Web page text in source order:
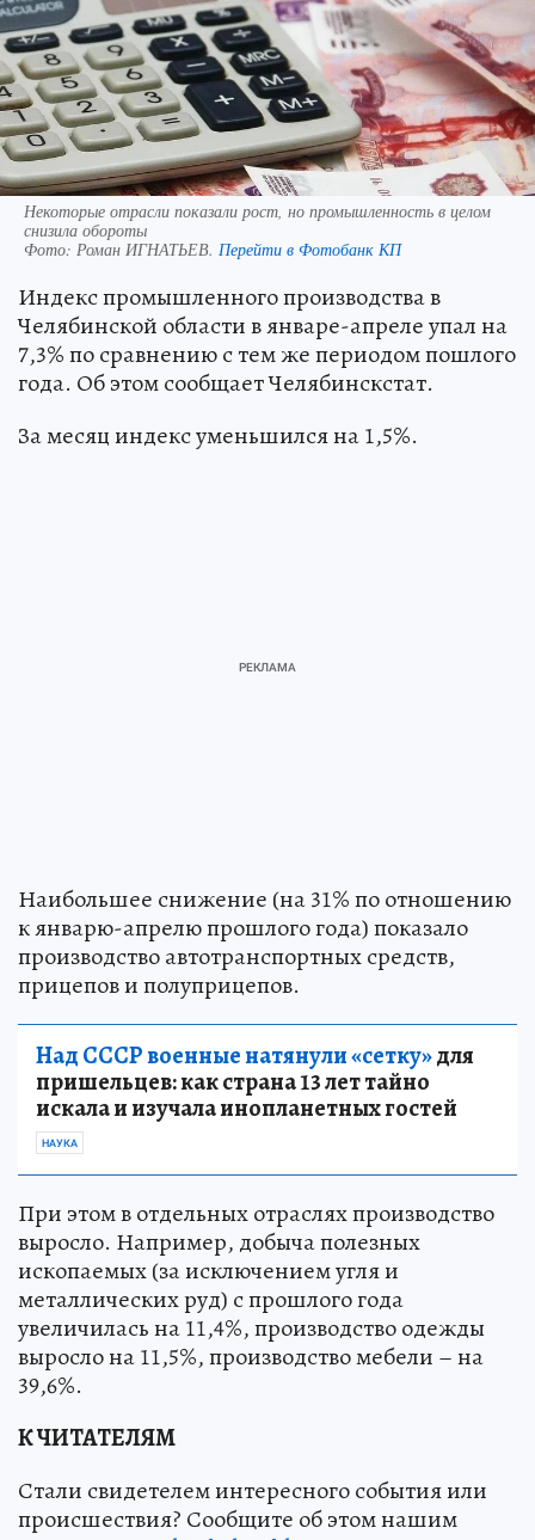
Некоторые отрасли показали рост, но промышленность в целом
снизила обороты
Фото: Роман ИГНАТЬЕВ. Перейти в Фотобанк КП
Индекс промышленного производства в
Челябинской области в январе-апреле упал на
7,3% по сравнению с тем же периодом пошлого
года. Об этом сообщает Челябинскстат.
За месяц индекс уменьшился на 1,5%.
Наибольшее снижение (на 31% по отношению
к январю-апрелю прошлого года) показало
производство автотранспортных средств,
прицепов и полуприцепов.
Над СССР военные натянули «сетку»для
пришельцев: как страна 13 лет тайно
искала и изучала инопланетных гостей
НАУКА
При этом в отдельных отраслях производство
выросло. Например, добыча полезных
ископаемых (за исключением угля и
металлических руд) с прошлого года
увеличилась на 11,4%, производство одежды
выросло на 11,5%, производство мебели – на
39,6%.
К ЧИТАТЕЛЯМ
Стали свидетелем интересного события или
происшествия? Сообщите об этом нашим